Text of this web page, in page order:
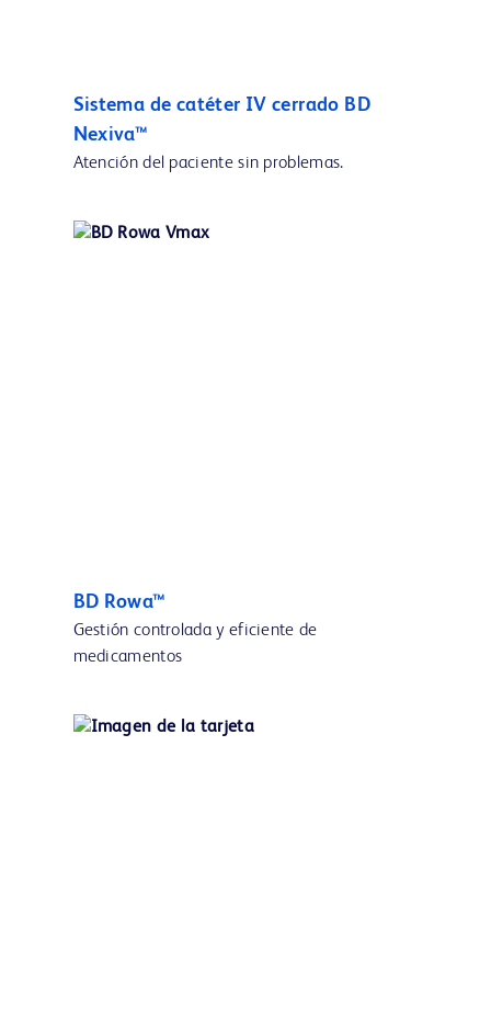
Sistema de catéter IV cerrado BD
Nexiva™
Atención del paciente sin problemas.
BD Rowa™
Gestión controlada y eficiente de
medicamentos